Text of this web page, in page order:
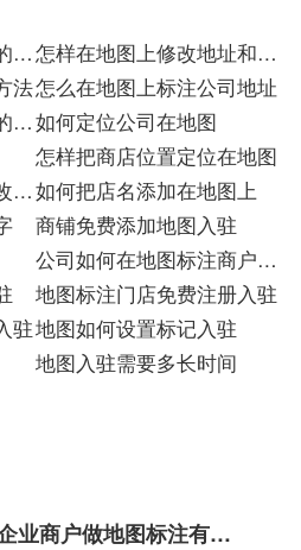
位怎样在地图上修改地址和电
话
法怎么在地图上标注公司地址
位如何定位公司在地图
怎样把商店位置定位在地图
过如何把店名添加在地图上
商铺免费添加地图入驻
公司如何在地图标注商户入
驻
地图标注门店免费注册入驻
驻地图如何设置标记入驻
地图入驻需要多长时间
业商户做地图标注有什